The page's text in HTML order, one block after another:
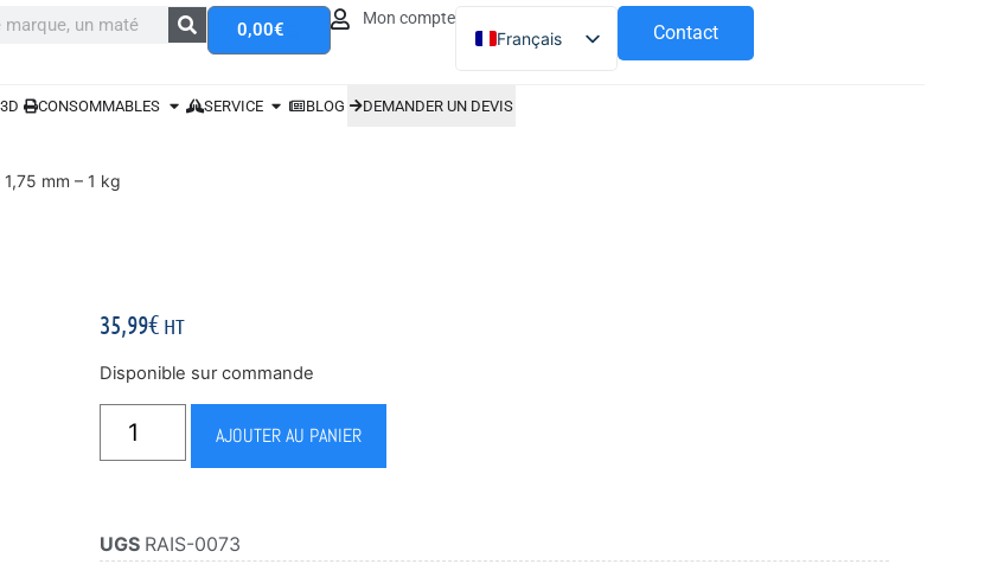
0,00€
Mon compte
Français
Español
Contact
CONSOMMABLES SERVICE BLOG DEMANDER UN DEVIS
mm – 1 kg
35,99€ HT
Disponible sur commande
AJOUTER AU PANIER
UGS RAIS-0073